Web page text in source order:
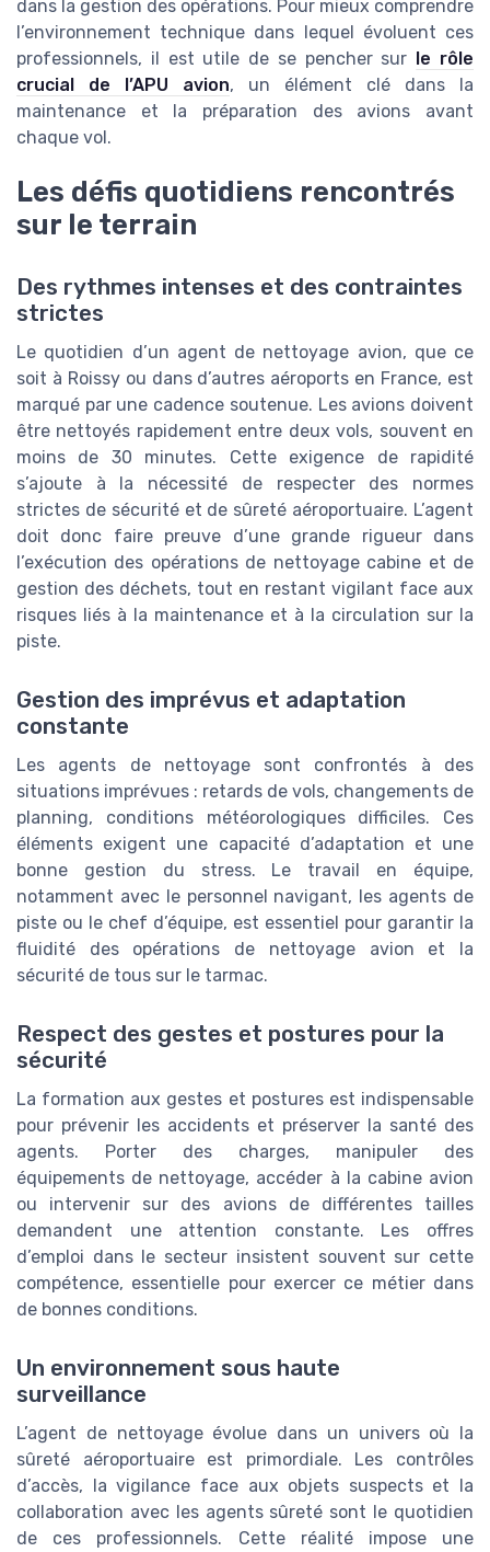
dans la gestion des opérations. Pour mieux comprendre
l’environnement technique dans lequel évoluent ces
professionnels, il est utile de se pencher sur
le rôle
crucial de l’APU avion, un élément clé dans la
maintenance et la préparation des avions avant
chaque vol.
Les défis quotidiens rencontrés
sur le terrain
Des rythmes intenses et des contraintes
strictes
Le quotidien d’un agent de nettoyage avion, que ce
soit à Roissy ou dans d’autres aéroports en France, est
marqué par une cadence soutenue. Les avions doivent
être nettoyés rapidement entre deux vols, souvent en
moins de 30 minutes. Cette exigence de rapidité
s’ajoute à la nécessité de respecter des normes
strictes de sécurité et de sûreté aéroportuaire. L’agent
doit donc faire preuve d’une grande rigueur dans
l’exécution des opérations de nettoyage cabine et de
gestion des déchets, tout en restant vigilant face aux
risques liés à la maintenance et à la circulation sur la
piste.
Gestion des imprévus et adaptation
constante
Les agents de nettoyage sont confrontés à des
situations imprévues : retards de vols, changements de
planning, conditions météorologiques difficiles. Ces
éléments exigent une capacité d’adaptation et une
bonne gestion du stress. Le travail en équipe,
notamment avec le personnel navigant, les agents de
piste ou le chef d’équipe, est essentiel pour garantir la
fluidité des opérations de nettoyage avion et la
sécurité de tous sur le tarmac.
Respect des gestes et postures pour la
sécurité
La formation aux gestes et postures est indispensable
pour prévenir les accidents et préserver la santé des
agents. Porter des charges, manipuler des
équipements de nettoyage, accéder à la cabine avion
ou intervenir sur des avions de différentes tailles
demandent une attention constante. Les offres
d’emploi dans le secteur insistent souvent sur cette
compétence, essentielle pour exercer ce métier dans
de bonnes conditions.
Un environnement sous haute
surveillance
L’agent de nettoyage évolue dans un univers où la
sûreté aéroportuaire est primordiale. Les contrôles
d’accès, la vigilance face aux objets suspects et la
collaboration avec les agents sûreté sont le quotidien
de ces professionnels. Cette réalité impose une